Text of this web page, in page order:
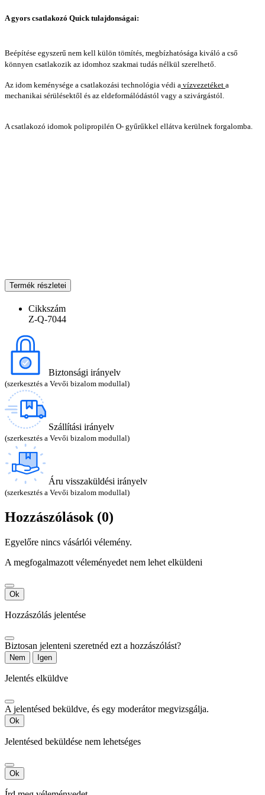
A gyors csatlakozó Quick tulajdonságai:
Beépítése egyszerű nem kell külön tömítés, megbízhatósága kiváló a cső
könnyen csatlakozik az idomhoz szakmai tudás nélkül szerelhető.
Az idom keménysége a csatlakozási technológia védi a vízvezetéket a
mechanikai sérülésektől és az eldeformálódástól vagy a szivárgástól.
A csatlakozó idomok polipropilén O- gyűrűkkel ellátva kerülnek forgalomba.
Termék részletei
Cikkszám
Z-Q-7044
Biztonsági irányelv
(szerkesztés a Vevői bizalom modullal)
Szállítási irányelv
(szerkesztés a Vevői bizalom modullal)
Áru visszaküldési irányelv
(szerkesztés a Vevői bizalom modullal)
Hozzászólások (0)
Egyelőre nincs vásárlói vélemény.
A megfogalmazott véleményedet nem lehet elküldeni
Ok
Hozzászólás jelentése
Biztosan jelenteni szeretnéd ezt a hozzászólást?
Nem Igen
Jelentés elküldve
A jelentésed beküldve, és egy moderátor megvizsgálja.
Ok
Jelentésed beküldése nem lehetséges
Ok